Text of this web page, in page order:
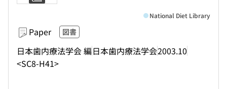
Paper 図書
日本歯内療法学会 編日本歯内療法学会2003.10
<SC8-H41>
National Diet Library